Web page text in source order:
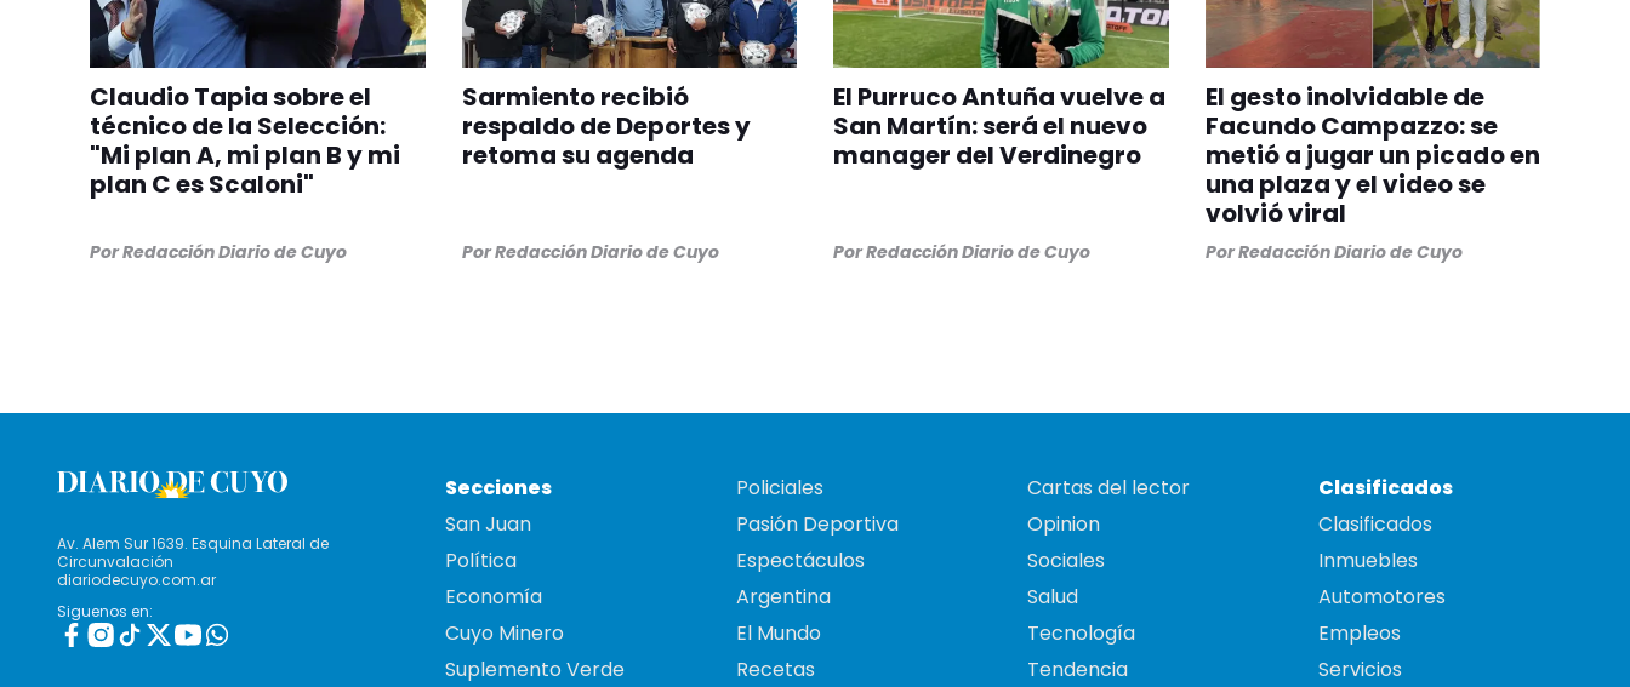
Claudio Tapia sobre el
técnico de la Selección:
"Mi plan A, mi plan B y mi
plan C es Scaloni"
PorRedacción Diario de Cuyo
Sarmiento recibió
respaldo de Deportes y
retoma su agenda
PorRedacción Diario de Cuyo
El Purruco Antuña vuelve a
San Martín: será el nuevo
manager del Verdinegro
PorRedacción Diario de Cuyo
El gesto inolvidable de
Facundo Campazzo: se
metió a jugar un picado en
una plaza y el video se
volvió viral
PorRedacción Diario de Cuyo
Av. Alem Sur 1639. Esquina Lateral de
Circunvalación
diariodecuyo.com.ar
Siguenos en:
Secciones
San Juan
Política
Economía
Cuyo Minero
Suplemento Verde
Policiales
Pasión Deportiva
Espectáculos
Argentina
El Mundo
Recetas
Cartas del lector
Opinion
Sociales
Salud
Tecnología
Tendencia
Clasificados
Clasificados
Inmuebles
Automotores
Empleos
Servicios